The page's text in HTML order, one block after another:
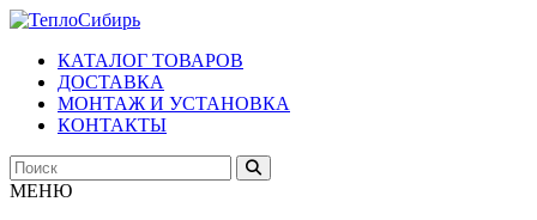
КАТАЛОГ ТОВАРОВ
ДОСТАВКА
МОНТАЖ И УСТАНОВКА
КОНТАКТЫ
МЕНЮ